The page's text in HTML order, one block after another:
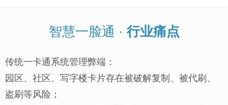
智慧一脸通 ·行业痛点
传统一卡通系统管理弊端：
园区、社区、写字楼卡片存在被破解复制、被代刷、
盗刷等风险；